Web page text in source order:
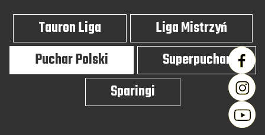
Tauron Liga
Liga Mistrzyń
Puchar Polski
Superpuchar
Sparingi